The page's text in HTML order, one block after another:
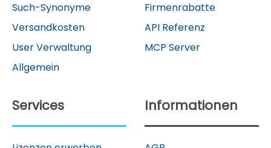
Such-Synonyme
Versandkosten
User Verwaltung
Allgemein
Firmenrabatte
API Referenz
MCP Server
Services Informationen